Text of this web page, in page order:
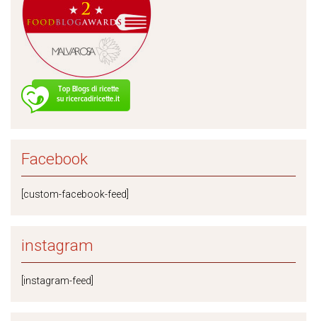
Facebook
[custom-facebook-feed]
instagram
[instagram-feed]